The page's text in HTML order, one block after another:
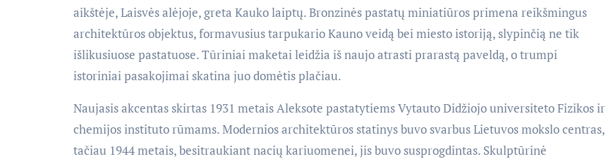
aikštėje, Laisvės alėjoje, greta Kauko laiptų. Bronzinės pastatų miniatiūros primena reikšmingus
architektūros objektus, formavusius tarpukario Kauno veidą bei miesto istoriją, slypinčią ne tik
išlikusiuose pastatuose. Tūriniai maketai leidžia iš naujo atrasti prarastą paveldą, o trumpi
istoriniai pasakojimai skatina juo domėtis plačiau.
Naujasis akcentas skirtas 1931 metais Aleksote pastatytiems Vytauto Didžiojo universiteto Fizikos ir
chemijos instituto rūmams. Modernios architektūros statinys buvo svarbus Lietuvos mokslo centras,
tačiau 1944 metais, besitraukiant nacių kariuomenei, jis buvo susprogdintas. Skulptūrinė